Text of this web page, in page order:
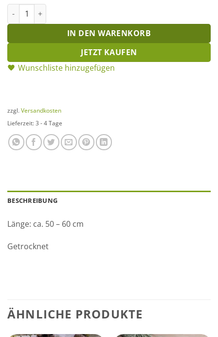
Thymian getrocknet Menge
IN DEN WARENKORB
JETZT KAUFEN
Wunschliste hinzugefügen
zzgl. Versandkosten
Lieferzeit: 3 - 4 Tage
BESCHREIBUNG
Länge: ca. 50 – 60 cm
Getrocknet
ÄHNLICHE PRODUKTE